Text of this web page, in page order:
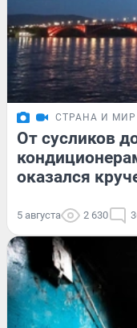
СТРАНА И МИР
От сусликов
оказался
5 августа 2 630